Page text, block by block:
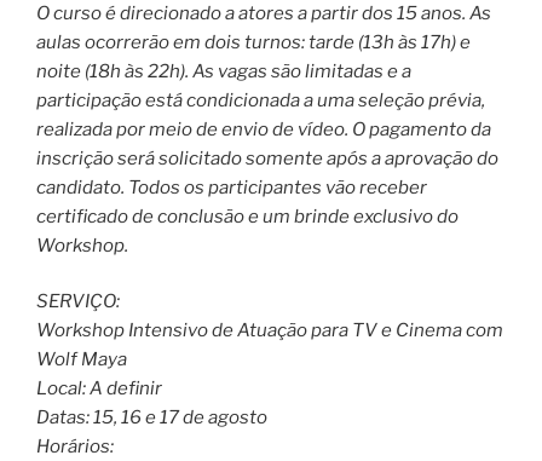
O curso é direcionado a atores a partir dos 15 anos. As
aulas ocorrerão em dois turnos: tarde (13h às 17h) e
noite (18h às 22h). As vagas são limitadas e a
participação está condicionada a uma seleção prévia,
realizada por meio de envio de vídeo. O pagamento da
inscrição será solicitado somente após a aprovação do
candidato. Todos os participantes vão receber
certificado de conclusão e um brinde exclusivo do
Workshop.
SERVIÇO:
Workshop Intensivo de Atuação para TV e Cinema com
Wolf Maya
Local: A definir
Datas: 15, 16 e 17 de agosto
Horários: